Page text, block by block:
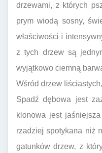
drzewami, z których
prym wiodą sosny,
właściwości i
z tych drzew są
wyjątkowo ciemną
Wśród drzew
Spadź dębowa jest
klonowa jest
rzadziej spotykana niż
gatunków drzew, z